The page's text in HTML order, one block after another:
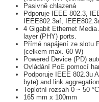
Pasivně chlazená
Pdporuje IEEE 802.3,
IEEE802.3af,
4 Gigabit Ethernet
layer (PHY) ports.
Přímé napájení ze slotu
(celkem max. 60 W)
Powered Device (PD)
Ovládání PoE pomocí
Podporuje IEEE 802.3u
byte) and link aggregation
Teplotní rozsah 0 ~ 50 °C
165 mm x 100mm